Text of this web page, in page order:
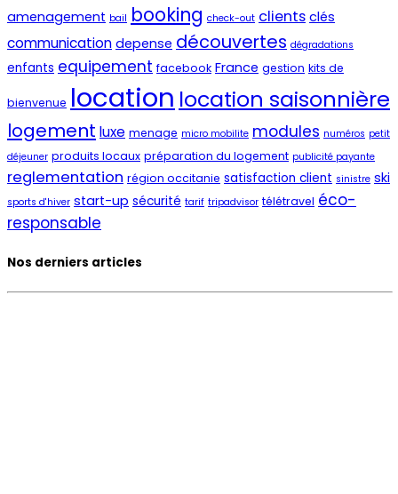
amenagement bail booking check-out clients clés
communication depense découvertes dégradations
enfants equipement facebook France gestion kits de
bienvenue location location saisonnière
logement luxe menage micro mobilite modules numéros petit
déjeuner produits locaux préparation du logement publicité payante
reglementation région occitanie satisfaction client sinistre ski
sports d'hiver start-up sécurité tarif tripadvisor télétravel éco-
responsable
Nos derniers articles